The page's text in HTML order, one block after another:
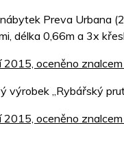
Preva Urbana
délka 0,66m a 3x
2015, oceněno
výrobek „Rybářský
2015, oceněno